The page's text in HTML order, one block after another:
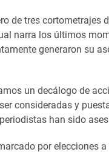
de tres
narra los últimos
generaron su
un decálogo de
consideradas y
han sido
por elecciones